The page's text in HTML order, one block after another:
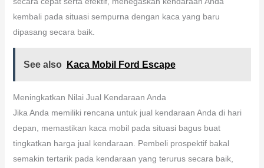
kembali pada situasi sempurna dengan kaca yang baru
dipasang secara baik.
See also Kaca Mobil Ford Escape
Meningkatkan Nilai Jual Kendaraan Anda
Jika Anda memiliki rencana untuk jual kendaraan Anda di hari
depan, memastikan kaca mobil pada situasi bagus buat
tingkatkan harga jual kendaraan. Pembeli prospektif bakal
semakin tertarik pada kendaraan yang terurus secara baik,